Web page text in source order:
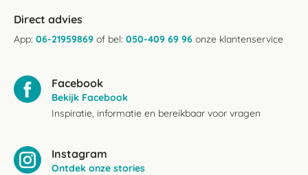
Direct advies
App: 06-21959869 of bel: 050-409 69 96 onze klantenservice
Facebook
Bekijk Facebook
Inspiratie, informatie en bereikbaar voor vragen
Instagram
Ontdek onze stories